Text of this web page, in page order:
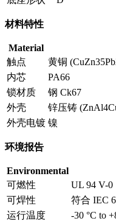
材料特性
Material
触点
黄铜
内芯
PA66
锁材质
钢 Ck67
外壳
锌压铸
外壳电镀 镍
环境报告
Environmental
可燃性
UL 94 V-0
可焊性
符合 IEC
运行温度
-30 °C to